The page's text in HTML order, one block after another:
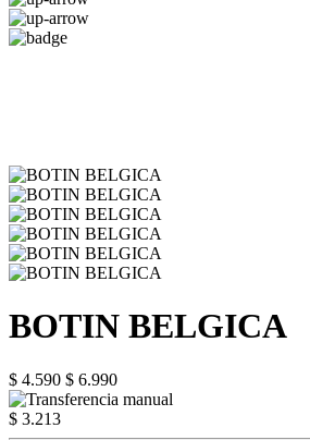
BOTIN BELGICA
$ 4.590 $ 6.990
$ 3.213